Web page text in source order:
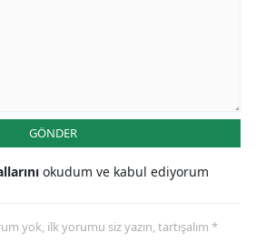
GÖNDER
okudum ve kabul ediyorum
yok, ilk yorumu siz yazın, tartışalım *